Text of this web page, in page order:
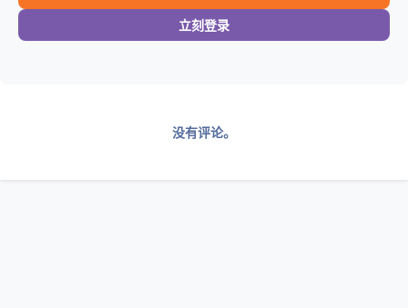
立刻登录
没有评论。